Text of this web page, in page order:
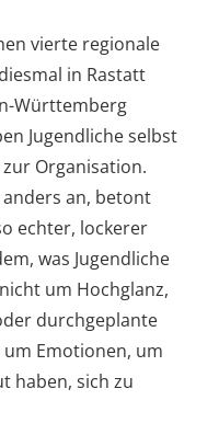
vierte regionale
in Rastatt
Württemberg
Jugendliche selbst
Organisation.
an, betont
echter, lockerer
was Jugendliche
um Hochglanz,
durchgeplante
Emotionen, um
haben, sich zu